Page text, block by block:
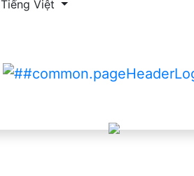
Thay đổi ngôn ngữ. Ngôn ngữ hiện
Tiếng Việt